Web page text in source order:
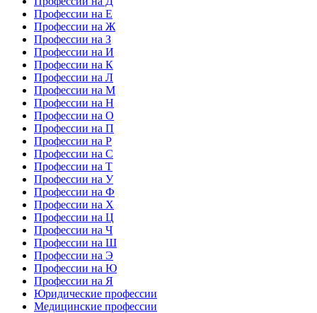
Профессии на Е
Профессии на Ж
Профессии на З
Профессии на И
Профессии на К
Профессии на Л
Профессии на М
Профессии на Н
Профессии на О
Профессии на П
Профессии на Р
Профессии на С
Профессии на Т
Профессии на У
Профессии на Ф
Профессии на Х
Профессии на Ц
Профессии на Ч
Профессии на Ш
Профессии на Э
Профессии на Ю
Профессии на Я
Юридические профессии
Медицинские профессии